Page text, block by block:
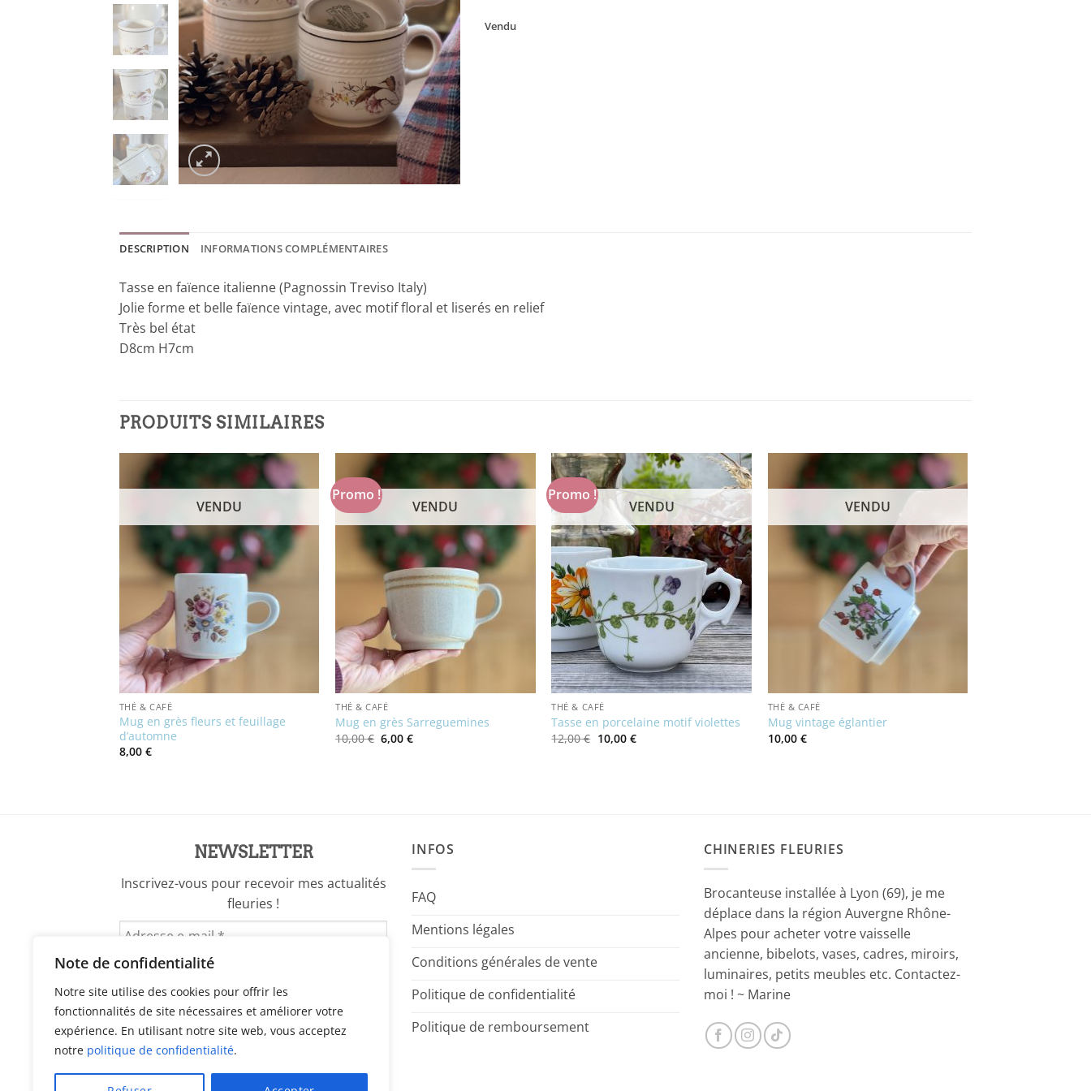
Note de confidentialité
Notre site utilise des cookies pour offrir les
fonctionnalités de site nécessaires et améliorer votre
expérience. En utilisant notre site web, vous acceptez
notre politique de confidentialité.
Vendu
DESCRIPTION INFORMATIONS COMPLÉMENTAIRES
Tasse en faïence italienne (Pagnossin Treviso Italy)
Jolie forme et belle faïence vintage, avec motif floral et liserés en relief
Très bel état
D8cm H7cm
PRODUITS SIMILAIRES
VENDU
THÉ & CAFÉ
Mug en grès fleurs et feuillage
d’automne
8,00 €
Promo !
VENDU
THÉ & CAFÉ
Mug en grès Sarreguemines
10,00€ Le
prix
6,00€Le
Promo !
VENDU
THÉ & CAFÉ
Tasse en porcelaine motif violettes
12,00€ Le
prix
10,00 €Le
VENDU
THÉ & CAFÉ
Mug vintage églantier
10,00 €
NEWSLETTER
Inscrivez-vous pour recevoir mes actualités
fleuries !
INFOS
FAQ
Mentions légales
Conditions générales de vente
Politique de confidentialité
Politique de remboursement
CHINERIES FLEURIES
Brocanteuse installée à Lyon (69), je me
déplace dans la région Auvergne Rhône-
Alpes pour acheter votre vaisselle
ancienne, bibelots, vases, cadres, miroirs,
luminaires, petits meubles etc. Contactez-
moi ! ~ Marine